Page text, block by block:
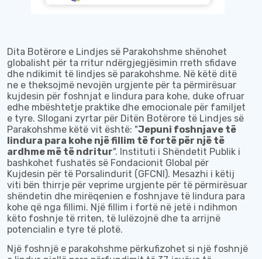
Dita Botërore e Lindjes së Parakohshme shënohet
globalisht për ta rritur ndërgjegjësimin rreth sfidave
dhe ndikimit të lindjes së parakohshme. Në këtë ditë
ne e theksojmë nevojën urgjente për ta përmirësuar
kujdesin për foshnjat e lindura para kohe, duke ofruar
edhe mbështetje praktike dhe emocionale për familjet
e tyre. Sllogani zyrtar për Ditën Botërore të Lindjes së
Parakohshme këtë vit është: "Jepuni foshnjave të
lindura para kohe një fillim të fortë për një të
ardhme më të ndritur". Instituti i Shëndetit Publik i
bashkohet fushatës së Fondacionit Global për
Kujdesin për të Porsalindurit (GFCNI). Mesazhi i këtij
viti bën thirrje për veprime urgjente për të përmirësuar
shëndetin dhe mirëqenien e foshnjave të lindura para
kohe që nga fillimi. Një fillim i fortë në jetë i ndihmon
këto foshnje të rriten, të lulëzojnë dhe ta arrijnë
potencialin e tyre të plotë.
Një foshnjë e parakohshme përkufizohet si një foshnjë